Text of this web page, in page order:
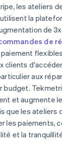
les ateliers
la
de 3x
de
clients
aux
budget.
et augmente
que les ateliers
les paiements,
et la